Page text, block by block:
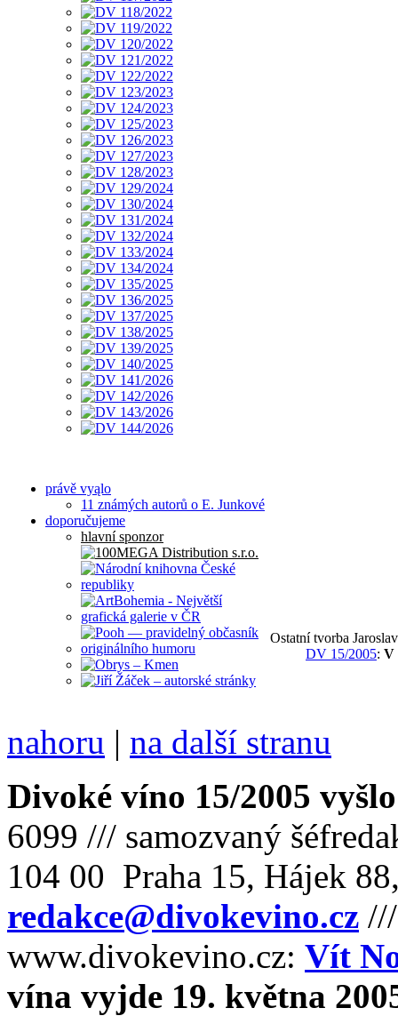
právě vyąlo
11 známých autorů o E. Junkové
doporučujeme
hlavní sponzor
Ostatní tvorba
DV 15/2005: V
nahoru | na další stranu
Divoké víno 15/2005
6099 /// samozvaný
104 00 Praha 15, Hájek
redakce@divokevino.cz
www.divokevino.cz: Vít
vína vyjde 19. května